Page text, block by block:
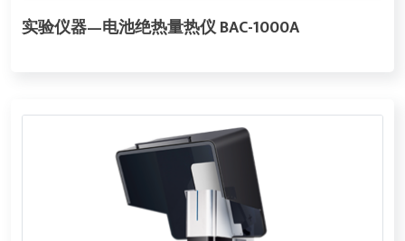
实验仪器—电池绝热量热仪 BAC-1000A